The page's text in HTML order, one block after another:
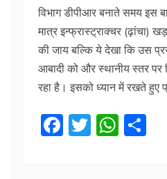
विभाग डीपीआर बनाते समय इस
मात्र इन्फ्रास्ट्राक्चर (ढ़ांचा)
की जाय बल्कि ये देखा कि उस
आबादी को और स्थानीय स्तर पर
रहा है। इसको ध्यान में रखते हुए
F
T
W